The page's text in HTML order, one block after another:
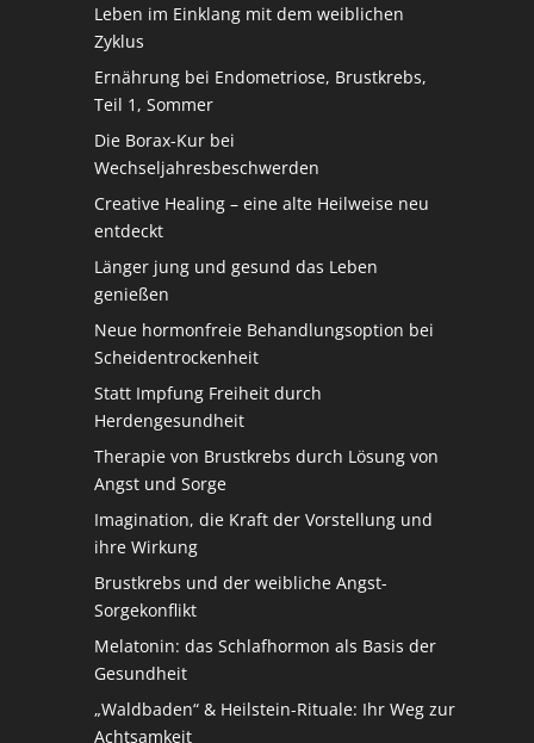
Leben im Einklang mit dem weiblichen
Zyklus
Ernährung bei Endometriose, Brustkrebs,
Teil 1, Sommer
Die Borax-Kur bei
Wechseljahresbeschwerden
Creative Healing – eine alte Heilweise neu
entdeckt
Länger jung und gesund das Leben
genießen
Neue hormonfreie Behandlungsoption bei
Scheidentrockenheit
Statt Impfung Freiheit durch
Herdengesundheit
Therapie von Brustkrebs durch Lösung von
Angst und Sorge
Imagination, die Kraft der Vorstellung und
ihre Wirkung
Brustkrebs und der weibliche Angst-
Sorgekonflikt
Melatonin: das Schlafhormon als Basis der
Gesundheit
„Waldbaden“ & Heilstein-Rituale: Ihr Weg zur
Achtsamkeit